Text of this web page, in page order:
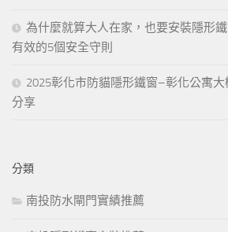
為什麼就算大人在家，也要安裝隱形
有效的5個安全守則
2025彰化市防貓隱形鐵窗–彰化公寓
分享
分類
南投防水閘門實績推薦